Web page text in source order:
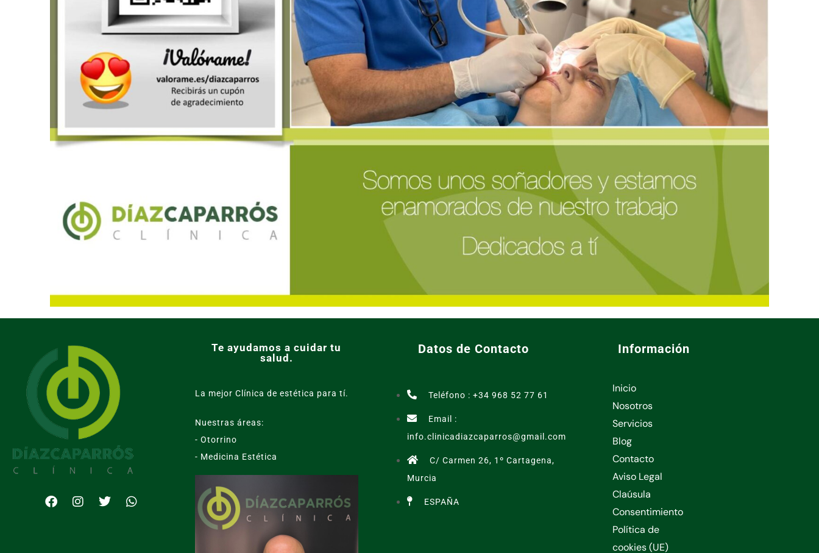
Te ayudamos a cuidar tu
salud.
La mejor Clínica de estética para tí.
Nuestras áreas:
- Otorrino
- Medicina Estética
Datos de Contacto
Teléfono : +34 968 52 77 61
Email :
info.clinicadiazcaparros@gmail.com
C/ Carmen 26, 1º Cartagena,
Murcia
ESPAÑA
Información
Inicio
Nosotros
Servicios
Blog
Contacto
Aviso Legal
Claúsula
Consentimiento
Política de
cookies (UE)